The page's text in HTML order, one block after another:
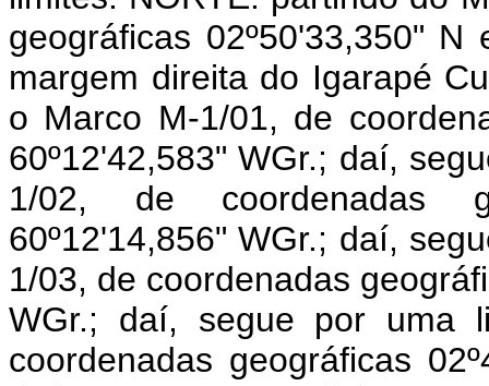
geográficas 02º50'33,350" N
margem direita do Igarapé
o Marco M-1/01, de
60º12'42,583" WGr.; daí,
1/02, de coordenadas
60º12'14,856" WGr.; daí,
1/03, de coordenadas
WGr.; daí, segue por uma
coordenadas geográficas